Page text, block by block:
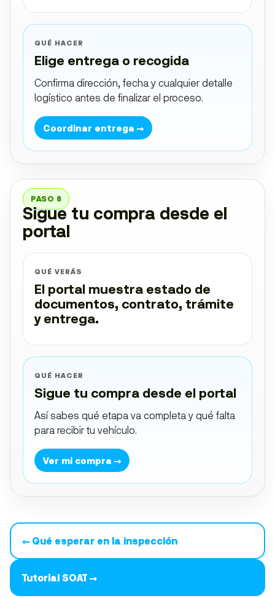
QUÉ HACER
Elige entrega o recogida
Confirma dirección, fecha y cualquier detalle
logístico antes de finalizar el proceso.
Coordinar entrega →
PASO 8
Sigue tu compra desde el
portal
QUÉ VERÁS
El portal muestra estado de
documentos, contrato, trámite
y entrega.
QUÉ HACER
Sigue tu compra desde el portal
Así sabes qué etapa va completa y qué falta
para recibir tu vehículo.
Ver mi compra →
← Qué esperar en la inspección
Tutorial SOAT →